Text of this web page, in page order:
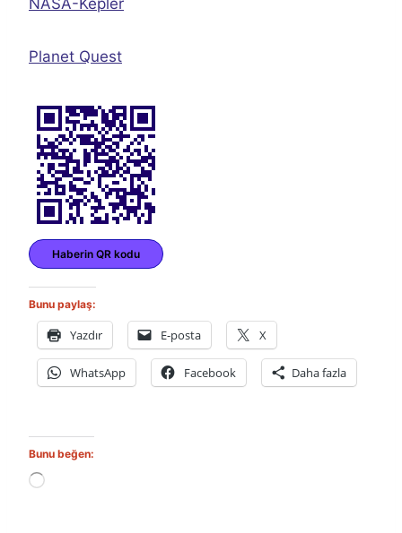
Planet Quest
Haberin QR kodu
Bunu paylaş:
Yazdır E-posta X
WhatsApp Facebook Daha fazla
Bunu beğen:
Y